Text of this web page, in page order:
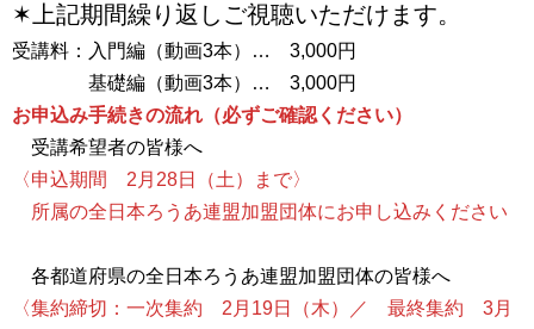
✶上記期間繰り返しご視聴いただけます。
受講料：入門編（動画3本）… 3,000円
基礎編（動画3本）… 3,000円
お申込み手続きの流れ（必ずご確認ください）
受講希望者の皆様へ
〈申込期間 2月28日（土）まで〉
所属の全日本ろうあ連盟加盟団体にお申し込みください
各都道府県の全日本ろうあ連盟加盟団体の皆様へ
〈集約締切：一次集約 2月19日（木）／ 最終集約 3月